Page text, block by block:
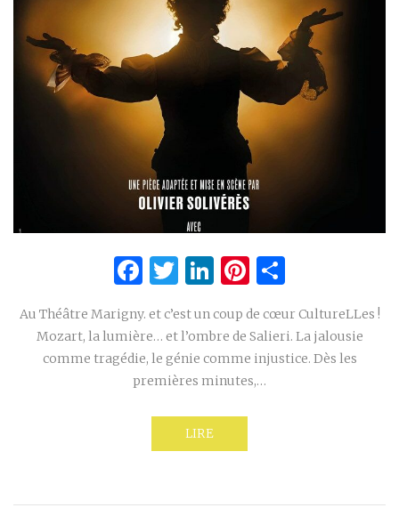
Facebook
Twitter
LinkedIn
Pinterest
Au Théâtre Marigny. et c’est un coup de cœur CultureLLes !
Mozart, la lumière… et l’ombre de Salieri. La jalousie
comme tragédie, le génie comme injustice. Dès les
premières minutes,…
LIRE